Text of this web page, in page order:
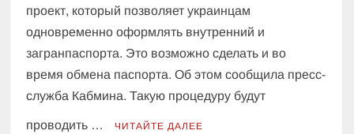
проект, который позволяет украинцам
одновременно оформлять внутренний и
загранпаспорта. Это возможно сделать и во
время обмена паспорта. Об этом сообщила пресс-
служба Кабмина. Такую процедуру будут
проводить … ЧИТАЙТЕ ДАЛЕЕ